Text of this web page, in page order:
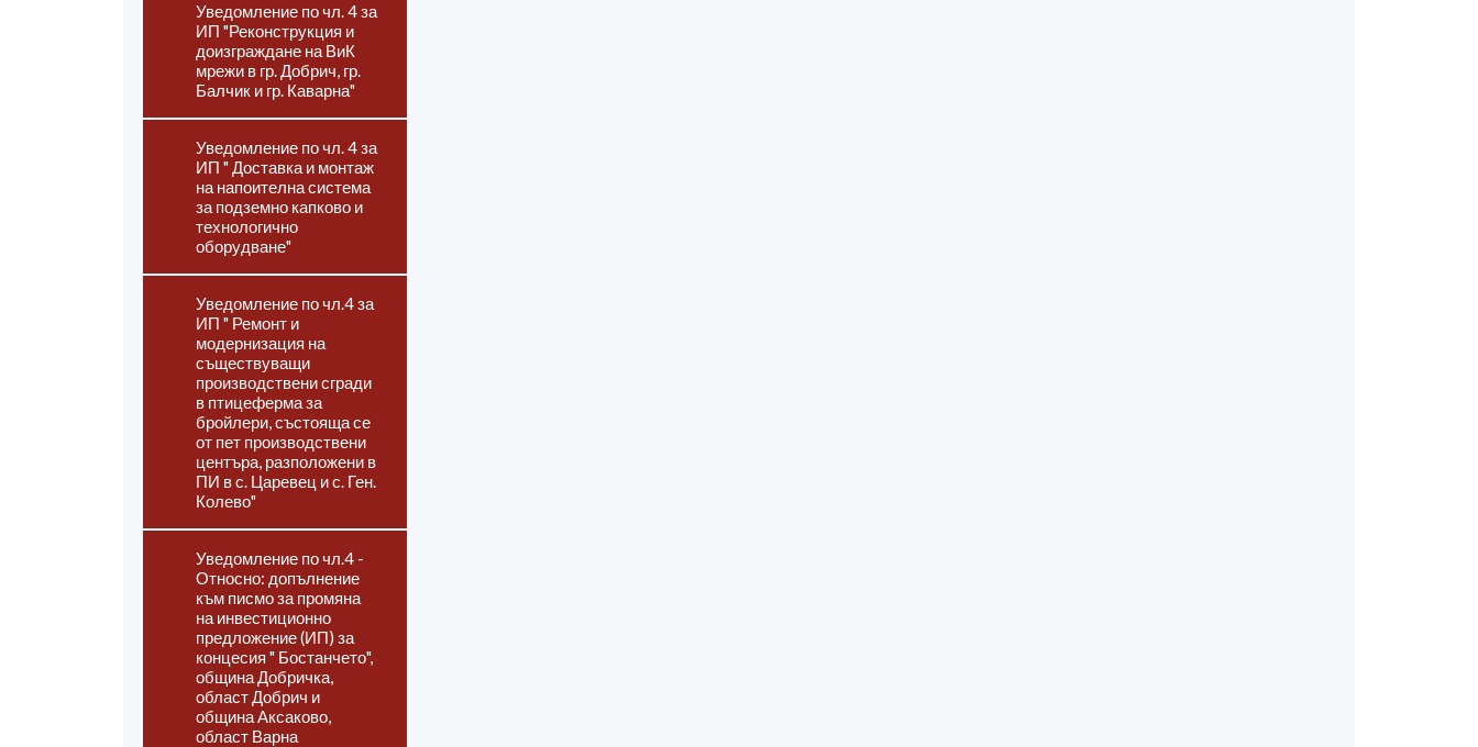
Уведомление по чл. 4 за
ИП "Реконструкция и
доизграждане на ВиК
мрежи в гр. Добрич, гр.
Балчик и гр. Каварна"
Уведомление по чл. 4 за
ИП " Доставка и монтаж
на напоителна система
за подземно капково и
технологично
оборудване"
Уведомление по чл.4 за
ИП " Ремонт и
модернизация на
съществуващи
производствени сгради
в птицеферма за
бройлери, състояща се
от пет производствени
центъра, разположени в
ПИ в с. Царевец и с. Ген.
Колево"
Уведомление по чл.4 -
Относно: допълнение
към писмо за промяна
на инвестиционно
предложение (ИП) за
концесия " Бостанчето",
община Добричка,
област Добрич и
община Аксаково,
област Варна